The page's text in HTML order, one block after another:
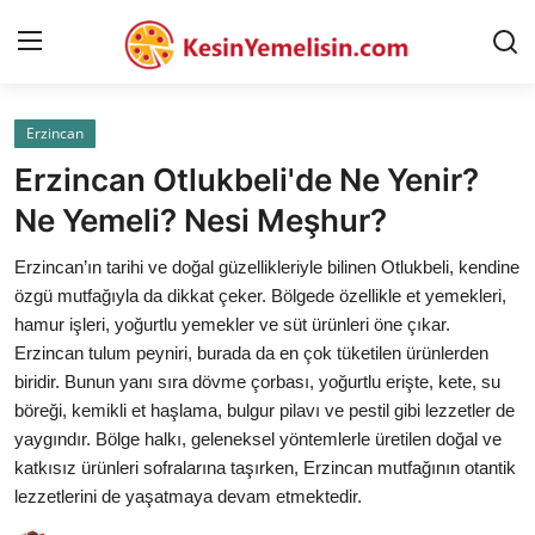
AnaSayfa
Gizlilik Sözleşmesi
Rüya Tabirleri
Diyet & Sağlıklı Beslenme
İletişim
Şehirler
Helal Gıda & Dini Hükümler
Erzincan
Erzincan Otlukbeli'de Ne Yenir?
Ne Yemeli? Nesi Meşhur?
Erzincan’ın tarihi ve doğal güzellikleriyle bilinen Otlukbeli, kendine
özgü mutfağıyla da dikkat çeker. Bölgede özellikle et yemekleri,
hamur işleri, yoğurtlu yemekler ve süt ürünleri öne çıkar.
Erzincan tulum peyniri, burada da en çok tüketilen ürünlerden
biridir. Bunun yanı sıra dövme çorbası, yoğurtlu erişte, kete, su
böreği, kemikli et haşlama, bulgur pilavı ve pestil gibi lezzetler de
yaygındır. Bölge halkı, geleneksel yöntemlerle üretilen doğal ve
katkısız ürünleri sofralarına taşırken, Erzincan mutfağının otantik
lezzetlerini de yaşatmaya devam etmektedir.